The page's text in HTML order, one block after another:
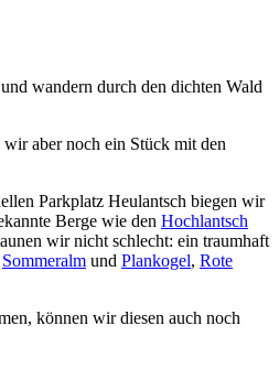
wandern durch den dichten Wald
aber noch ein Stück mit den
Parkplatz Heulantsch biegen wir
Berge wie den Hochlantsch
wir nicht schlecht: ein traumhaft
Sommeralm und Plankogel, Rote
können wir diesen auch noch